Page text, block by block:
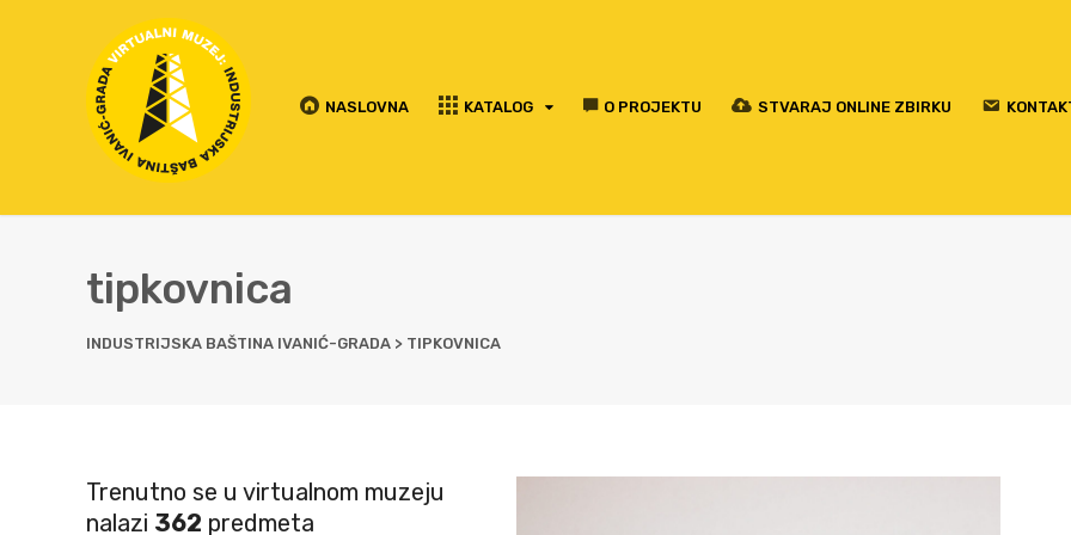
NASLOVNA KATALOG O PROJEKTU STVARAJ ONLINE ZBIRKU
tipkovnica
INDUSTRIJSKA BAŠTINA IVANIĆ-GRADA > TIPKOVNICA
Trenutno se u virtualnom muzeju
nalazi 362 predmeta